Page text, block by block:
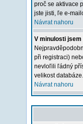
proč se aktivace
jste jisti, ľe e-
Návrat nahoru
V minulosti
při registraci)
nevloľili ľádný
velikost
Návrat nahoru